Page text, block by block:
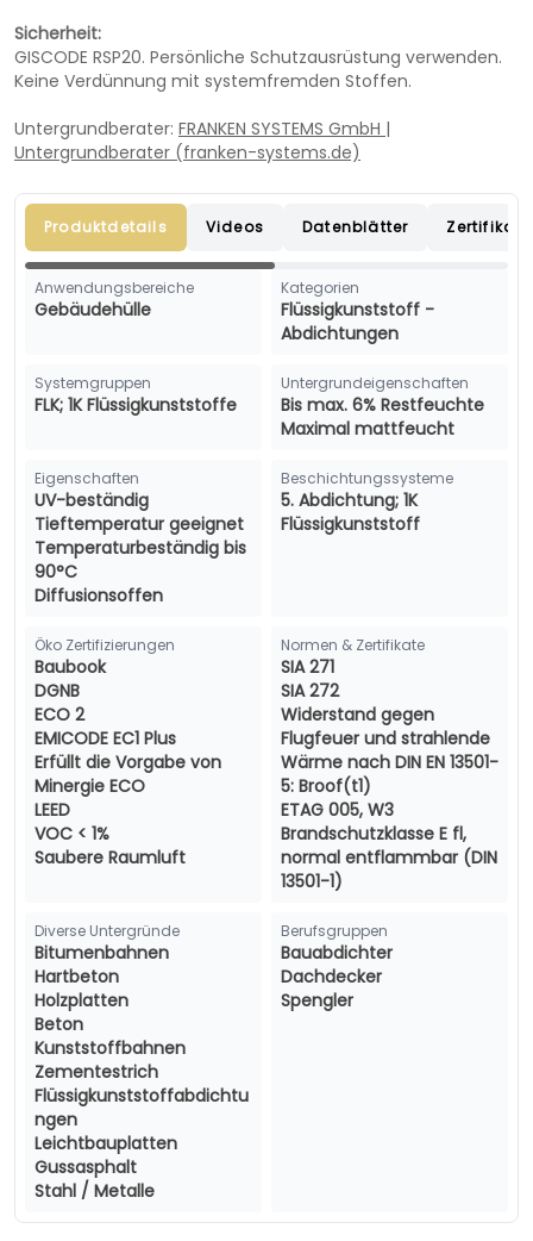
Sicherheit:
GISCODE RSP20. Persönliche Schutzausrüstung verwenden.
Keine Verdünnung mit systemfremden Stoffen.
Untergrundberater: FRANKEN SYSTEMS GmbH |
Untergrundberater (franken-systems.de)
Produktdetails Videos Datenblätter Zertifikate
Anwendungsbereiche
Gebäudehülle
Kategorien
Flüssigkunststoff -
Abdichtungen
Systemgruppen
FLK; 1K Flüssigkunststoffe
Untergrundeigenschaften
Bis max. 6% Restfeuchte
Maximal mattfeucht
Eigenschaften
UV-beständig
Tieftemperatur geeignet
Temperaturbeständig bis
90°C
Diffusionsoffen
Beschichtungssysteme
5. Abdichtung; 1K
Flüssigkunststoff
Öko Zertifizierungen
Baubook
DGNB
ECO 2
EMICODE EC1 Plus
Erfüllt die Vorgabe von
Minergie ECO
LEED
VOC < 1%
Saubere Raumluft
Normen & Zertifikate
SIA 271
SIA 272
Widerstand gegen
Flugfeuer und strahlende
Wärme nach DIN EN 13501-
5: Broof(t1)
ETAG 005, W3
Brandschutzklasse E fl,
normal entflammbar (DIN
13501-1)
Diverse Untergründe
Bitumenbahnen
Hartbeton
Holzplatten
Beton
Kunststoffbahnen
Zementestrich
Flüssigkunststoffabdichtu
ngen
Leichtbauplatten
Gussasphalt
Stahl / Metalle
Berufsgruppen
Bauabdichter
Dachdecker
Spengler